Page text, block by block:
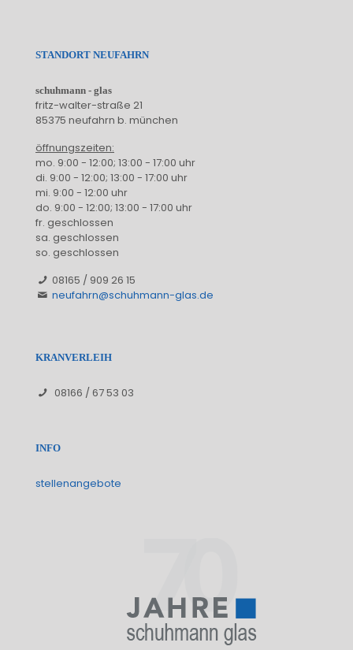
STANDORT NEUFAHRN
schuhmann - glas
fritz-walter-straße 21
85375 neufahrn b. münchen
öffnungszeiten:
mo. 9:00 - 12:00; 13:00 - 17:00 uhr
di. 9:00 - 12:00; 13:00 - 17:00 uhr
mi. 9:00 - 12:00 uhr
do. 9:00 - 12:00; 13:00 - 17:00 uhr
fr. geschlossen
sa. geschlossen
so. geschlossen
08165 / 909 26 15
neufahrn@schuhmann-glas.de
KRANVERLEIH
08166 / 67 53 03
INFO
stellenangebote